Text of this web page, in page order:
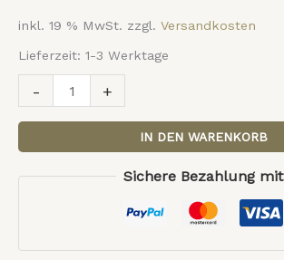
inkl. 19 % MwSt. zzgl. Versandkosten
Lieferzeit: 1-3 Werktage
- +
IN DEN WARENKORB
Sichere Bezahlung mit